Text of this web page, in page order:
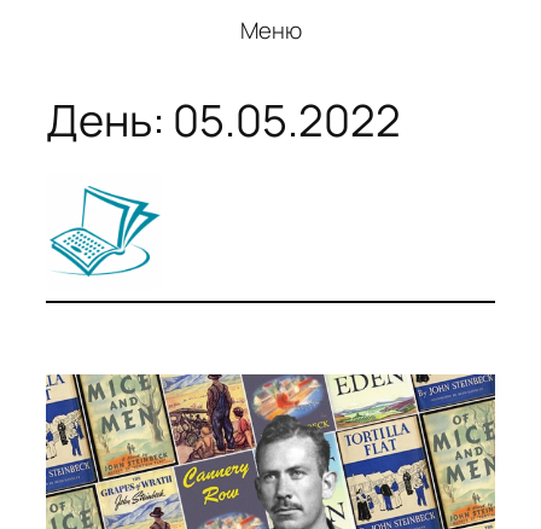
Меню
День: 05.05.2022